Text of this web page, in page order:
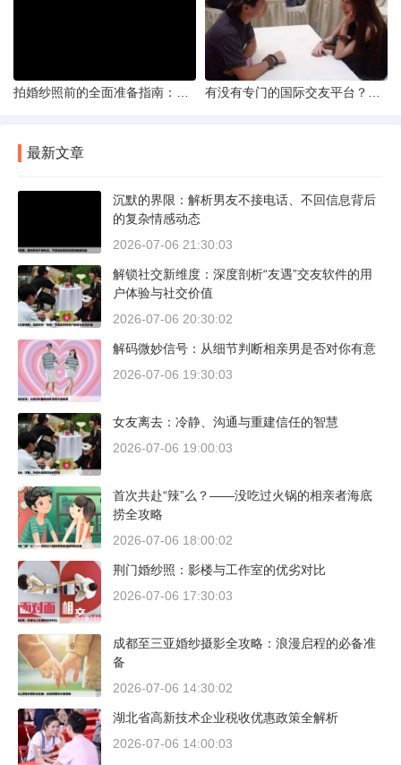
最新文章
沉默的界限：解析男友不接电话、不回信息背后
的复杂情感动态
2026-07-06 21:30:03
解锁社交新维度：深度剖析“友遇”交友软件的用
户体验与社交价值
2026-07-06 20:30:02
解码微妙信号：从细节判断相亲男是否对你有意
2026-07-06 19:30:03
女友离去：冷静、沟通与重建信任的智慧
2026-07-06 19:00:03
首次共赴“辣”么？——没吃过火锅的相亲者海底
捞全攻略
2026-07-06 18:00:02
荆门婚纱照：影楼与工作室的优劣对比
2026-07-06 17:30:03
成都至三亚婚纱摄影全攻略：浪漫启程的必备准
备
2026-07-06 14:30:02
湖北省高新技术企业税收优惠政策全解析
2026-07-06 14:00:03